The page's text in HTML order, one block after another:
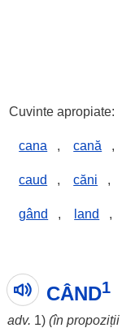
Cuvinte apropiate:
cana , cană ,
caud , căni ,
gând , land ,
CÂND1
adv. 1)(în propoziții